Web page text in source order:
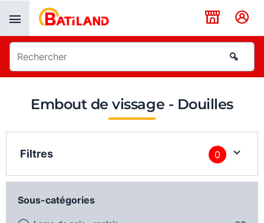
Embout de vissage - Douilles
Filtres 0
Sous-catégories
Panneau de gestion des cookies